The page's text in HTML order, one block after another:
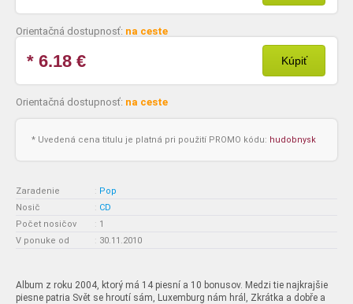
Orientačná dostupnosť: na ceste
* 6.18 € Kúpiť
Orientačná dostupnosť: na ceste
* Uvedená cena titulu je platná pri použití PROMO kódu: hudobnysk
Zaradenie : Pop
Nosič
: CD
Počet nosičov
: 1
V ponuke od
: 30.11.2010
Album z roku 2004, ktorý má 14 piesní a 10 bonusov. Medzi tie najkrajšie
piesne patria Svět se hroutí sám, Luxemburg nám hrál, Zkrátka a dobře a